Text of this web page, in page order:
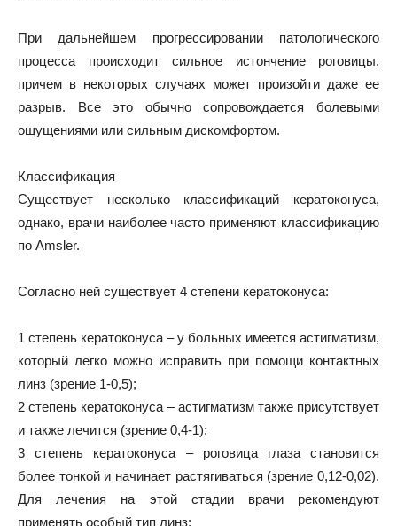
При дальнейшем прогрессировании патологического
процесса происходит сильное истончение роговицы,
причем в некоторых случаях может произойти даже ее
разрыв. Все это обычно сопровождается болевыми
ощущениями или сильным дискомфортом.
Классификация
Существует несколько классификаций кератоконуса,
однако, врачи наиболее часто применяют классификацию
по Amsler.
Согласно ней существует 4 степени кератоконуса:
1 степень кератоконуса – у больных имеется астигматизм,
который легко можно исправить при помощи контактных
линз (зрение 1-0,5);
2 степень кератоконуса – астигматизм также присутствует
и также лечится (зрение 0,4-1);
3 степень кератоконуса – роговица глаза становится
более тонкой и начинает растягиваться (зрение 0,12-0,02).
Для лечения на этой стадии врачи рекомендуют
применять особый тип линз;